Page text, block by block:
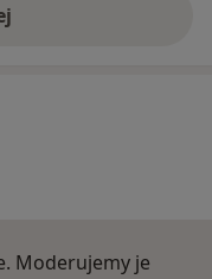
Moderujemy je